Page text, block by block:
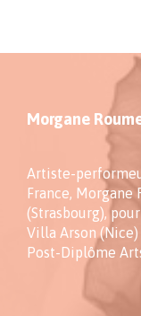
Morgane
Artiste-
France, Morgane
(Strasbourg),
Villa Arson
Post-Diplôme